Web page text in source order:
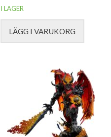
I LAGER
LÄGG I VARUKORG